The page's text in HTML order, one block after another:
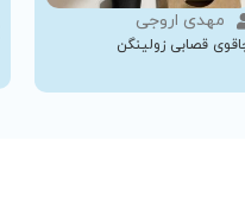
مهدی اروجی
قصابی زولینگن